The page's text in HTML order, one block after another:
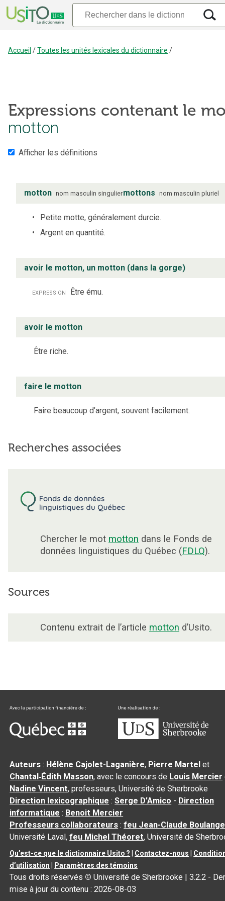
Accueil /Toutes les unités lexicales du dictionnaire /
Expressions contenant le
motton
Afficher les définitions
motton nom masculin singuliermottons nom masculin pluriel
Petite motte, généralement durcie.
Argent en quantité.
avoir le motton, un motton (dans la gorge)
expression Être ému.
avoir le motton
Être riche.
faire le motton
Faire beaucoup d’argent, souvent facilement.
Recherches associées
Chercher le mot motton dans le Fonds de
données linguistiques du Québec (FDLQ).
Sources
Contenu extrait de l’article motton d’Usito.
Auteurs : Hélène Cajolet-Laganière, Pierre Martel et
Chantal‑Édith Masson, avec le concours de Louis Mercier
Nadine Vincent, professeurs, Université de Sherbrooke
Direction lexicographique :Serge D’Amico - Direction
informatique : Benoit Mercier
Professeurs collaborateurs :feu Jean-Claude
Université Laval,feu Michel Théoret, Université de
Qu’est-ce que le dictionnaire Usito ? Contactez-nous
d’utilisation
Paramètres des témoins
Tous droits réservés © Université de Sherbrooke |3.2.2 -
mise à jour du contenu :2026-08-03